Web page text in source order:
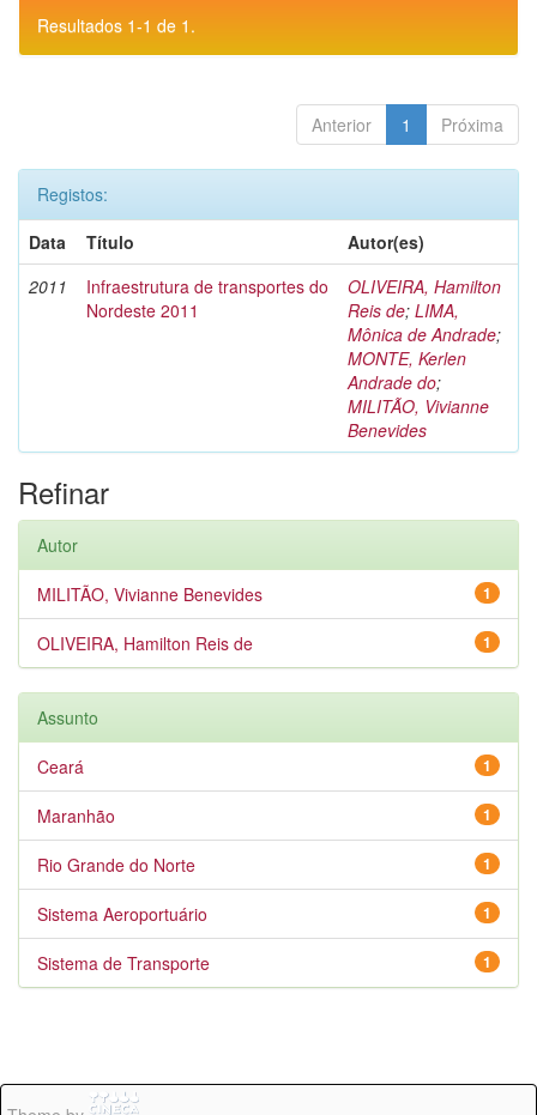
Resultados 1-1 de 1.
Anterior 1 Próxima
Registos:
Data
Título
Autor(es)
2011
Infraestrutura de transportes do
Nordeste 2011
OLIVEIRA, Hamilton
Reis de; LIMA,
Mônica de Andrade;
MONTE, Kerlen
Andrade do;
MILITÃO, Vivianne
Benevides
Refinar
Autor
1
MILITÃO, Vivianne Benevides
1
OLIVEIRA, Hamilton Reis de
Assunto
1
Ceará
1
Maranhão
1
Rio Grande do Norte
1
Sistema Aeroportuário
1
Sistema de Transporte